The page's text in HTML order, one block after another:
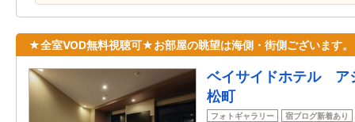
★全室VOD無料視聴可★お部屋の眺望は海側・街側ございます。
ベイサイドホテル ア
松町
フォトギャラリー 宿ブログ新着あり